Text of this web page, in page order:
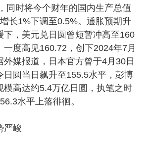
同时将今个财年的国内生产总值
长1%下调至0.5%。通胀预期升
下，美元兑日圆曾短暂冲高至160
度高见160.72，创下2024年7月
外媒报道，日本官方曾于4月30日
日圆当日飙升至155.5水平，彭博
模高达约5.4万亿日圆，执笔之时
水平上落徘徊。
严峻